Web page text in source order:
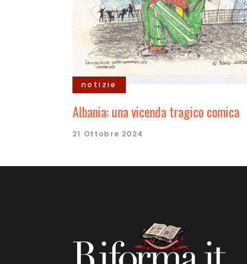
notizie
Albania: una vicenda tragico comica
21 Ottobre 2024